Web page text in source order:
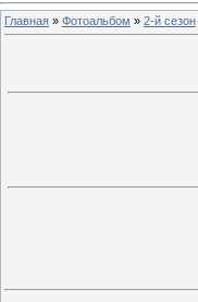
Главная » Фотоальбом » 2-й сезон